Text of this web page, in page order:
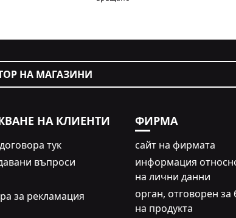
НА МАГАЗИНИ
НА КЛИЕНТИ
тук
въпроси
за рекламация
ФИРМА
сайт на фирмата
информация
на лични данни
oрган, отговорен за
на продукта